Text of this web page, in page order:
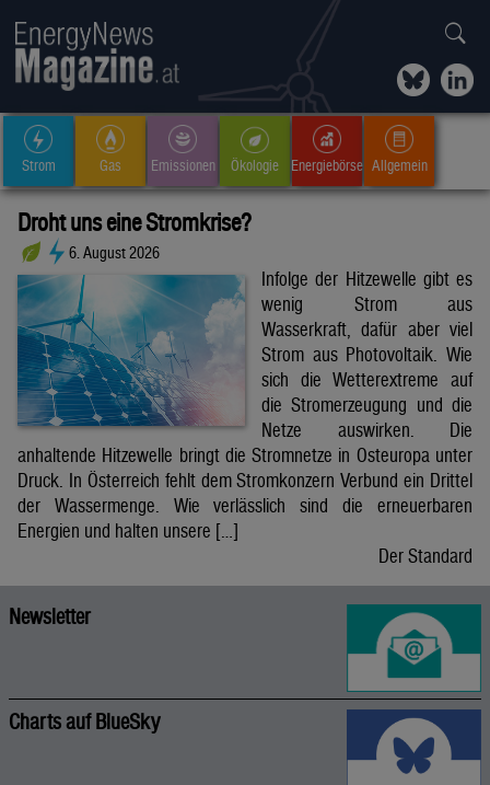
Strom Gas Emissionen Ökologie Energiebörse Allgemein
Droht uns eine Stromkrise?
6. August 2026
Infolge der Hitzewelle gibt es
wenig Strom aus
Wasserkraft, dafür aber viel
Strom aus Photovoltaik. Wie
sich die Wetterextreme auf
die Stromerzeugung und die
Netze auswirken. Die
anhaltende Hitzewelle bringt die Stromnetze in Osteuropa unter
Druck. In Österreich fehlt dem Stromkonzern Verbund ein Drittel
der Wassermenge. Wie verlässlich sind die erneuerbaren
Energien und halten unsere […]
Der Standard
Newsletter
Charts auf BlueSky